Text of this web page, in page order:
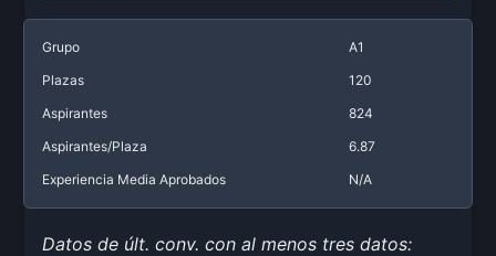
Grupo
A1
Plazas
120
Aspirantes
824
Aspirantes/Plaza
6.87
Experiencia Media Aprobados
N/A
Datos de últ. conv. con al menos tres datos: